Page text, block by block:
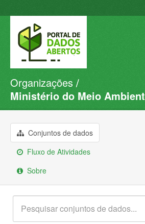
Conjuntos de dados
Organizações
Sobre
Organizações
Ministério do Meio
Conjuntos de dados
Fluxo de Atividades
Sobre